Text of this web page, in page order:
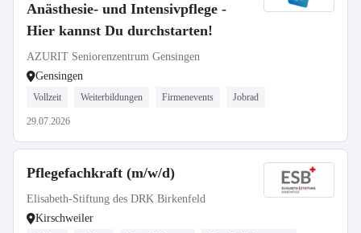
Anästhesie- und Intensivpflege -
Hier kannst Du durchstarten!
AZURIT Seniorenzentrum Gensingen
Gensingen
Vollzeit Weiterbildungen Firmenevents Jobrad
29.07.2026
Pflegefachkraft (m/w/d)
Elisabeth-Stiftung des DRK Birkenfeld
Kirschweiler